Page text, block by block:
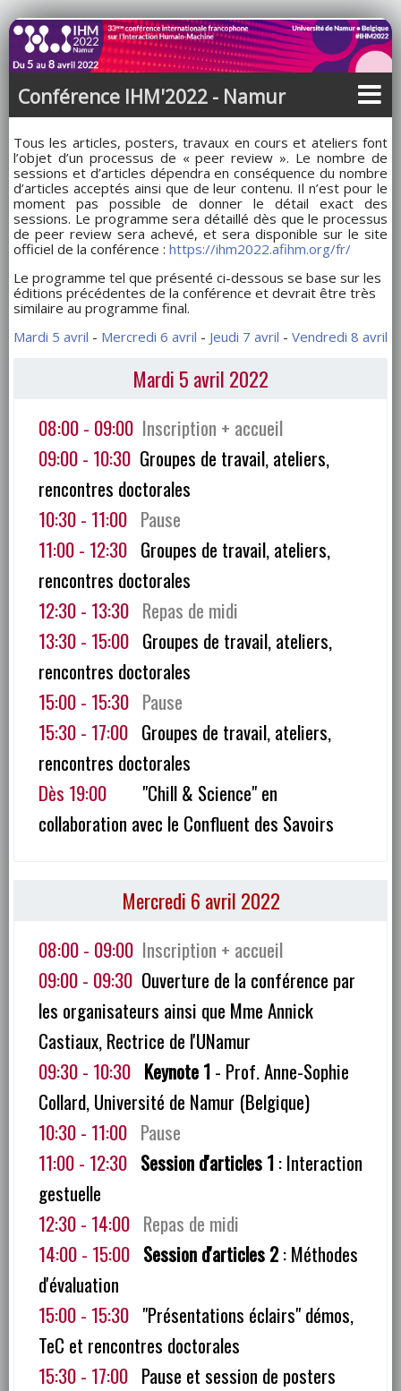
Conférence IHM'2022 - Namur
Tous les articles, posters, travaux en cours et ateliers font
l’objet d’un processus de « peer review ». Le nombre de
sessions et d’articles dépendra en conséquence du nombre
d’articles acceptés ainsi que de leur contenu. Il n’est pour le
moment pas possible de donner le détail exact des
sessions. Le programme sera détaillé dès que le processus
de peer review sera achevé, et sera disponible sur le site
officiel de la conférence : https://ihm2022.afihm.org/fr/
Le programme tel que présenté ci-dessous se base sur les
éditions précédentes de la conférence et devrait être très
similaire au programme final.
Mardi 5 avril - Mercredi 6 avril - Jeudi 7 avril - Vendredi 8 avril
Mardi 5 avril 2022
08:00 - 09:00 Inscription + accueil
09:00 - 10:30 Groupes de travail, ateliers,
rencontres doctorales
10:30 - 11:00 Pause
11:00 - 12:30 Groupes de travail, ateliers,
rencontres doctorales
12:30 - 13:30 Repas de midi
13:30 - 15:00 Groupes de travail, ateliers,
rencontres doctorales
15:00 - 15:30 Pause
15:30 - 17:00 Groupes de travail, ateliers,
rencontres doctorales
Dès 19:00 "Chill & Science" en
collaboration avec le Confluent des Savoirs
Mercredi 6 avril 2022
08:00 - 09:00 Inscription + accueil
09:00 - 09:30 Ouverture de la conférence par
les organisateurs ainsi que Mme Annick
Castiaux, Rectrice de l'UNamur
09:30 - 10:30 Keynote 1- Prof. Anne-Sophie
Collard, Université de Namur (Belgique)
10:30 - 11:00 Pause
11:00 - 12:30 Session d'articles 1: Interaction
gestuelle
12:30 - 14:00 Repas de midi
14:00 - 15:00 Session d'articles 2: Méthodes
d'évaluation
15:00 - 15:30 "Présentations éclairs" démos,
TeC et rencontres doctorales
15:30 - 17:00 Pause et session de posters